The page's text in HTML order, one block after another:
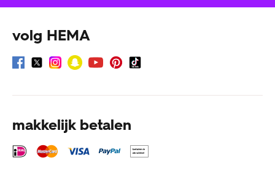
volg HEMA
makkelijk betalen